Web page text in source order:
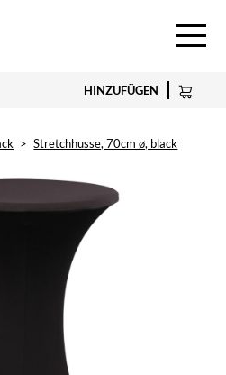
HINZUFÜGEN
> Stretchhusse, 70cm ø, black